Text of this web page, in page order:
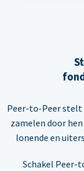
Peer-to-Peer stelt
zamelen door
lonende en
Schakel Peer-